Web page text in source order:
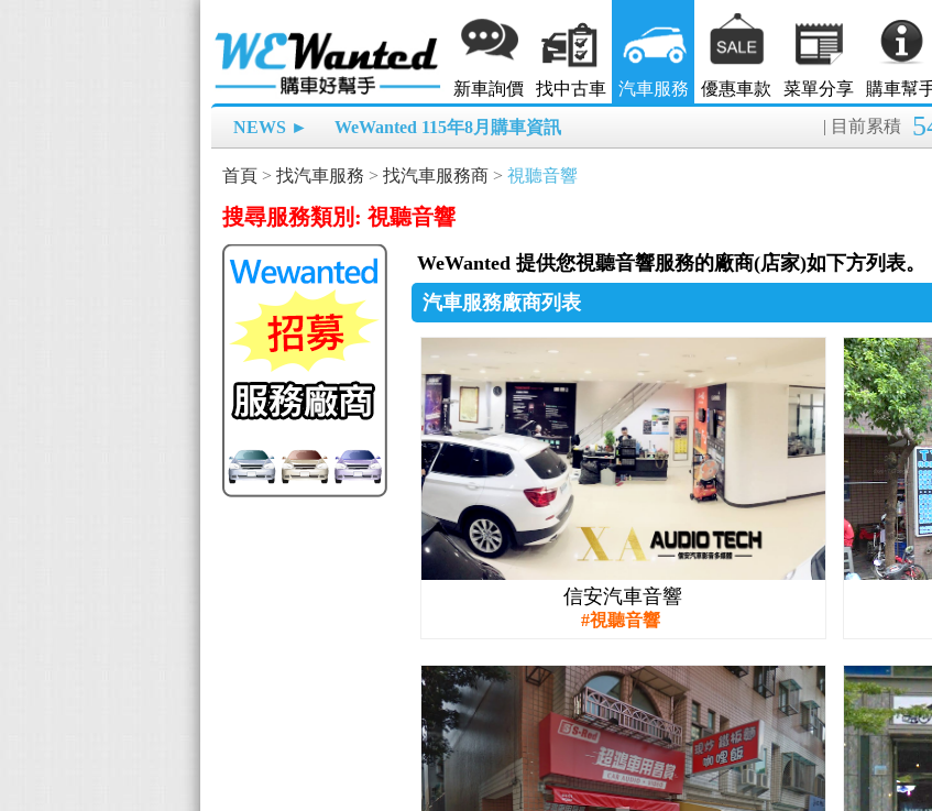
新車詢價 找中古車 汽車服務 優惠車款 菜單分享 購車幫
NEWS ► WeWanted 115年8月購車資訊 | 目前累積
首頁 > 找汽車服務 > 找汽車服務商 > 視聽音響
搜尋服務類別: 視聽音響
WeWanted 提供您視聽音響服務的廠商(店家)如下方列表。
汽車服務廠商列表
信安汽車音響
視聽音響